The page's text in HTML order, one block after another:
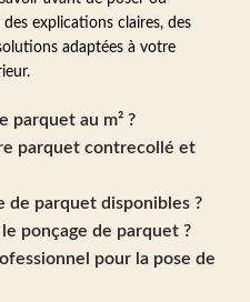
explications claires, des
adaptées à votre
parquet au m² ?
parquet contrecollé et
de parquet disponibles ?
ponçage de parquet ?
pour la pose de